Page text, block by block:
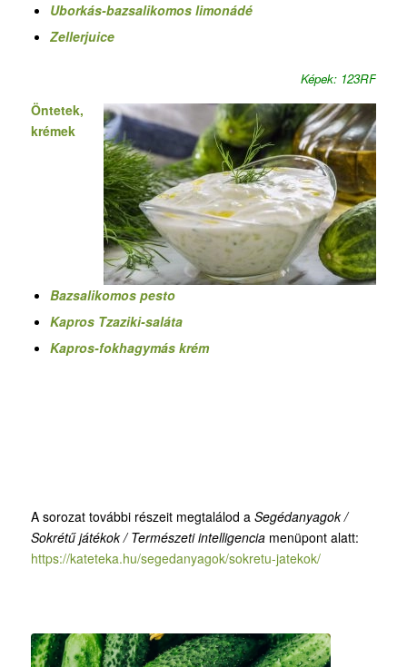
Uborkás-bazsalikomos limonádé
Zellerjuice
Képek: 123RF
Öntetek,
krémek
Bazsalikomos pesto
Kapros Tzaziki-saláta
Kapros-fokhagymás krém
A sorozat további részeit megtalálod a Segédanyagok /
Sokrétű játékok / Természeti intelligenciamenüpont alatt:
https://kateteka.hu/segedanyagok/sokretu-jatekok/